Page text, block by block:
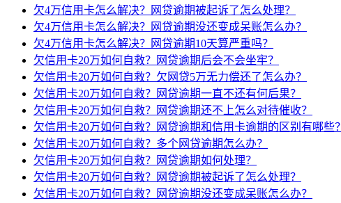
欠4万信用卡怎么解决？网贷逾期被起诉了怎么处理？
欠4万信用卡怎么解决？网贷逾期没还变成呆账怎么办？
欠4万信用卡怎么解决？网贷逾期10天算严重吗？
欠信用卡20万如何自救？网贷逾期后会不会坐牢？
欠信用卡20万如何自救？欠网贷5万无力偿还了怎么办？
欠信用卡20万如何自救？网贷逾期一直不还有何后果？
欠信用卡20万如何自救？网贷逾期还不上怎么对待催收？
欠信用卡20万如何自救？网贷逾期和信用卡逾期的区别有哪些？
欠信用卡20万如何自救？多个网贷逾期怎么办？
欠信用卡20万如何自救？网贷逾期如何处理？
欠信用卡20万如何自救？网贷逾期被起诉了怎么处理？
欠信用卡20万如何自救？网贷逾期没还变成呆账怎么办？